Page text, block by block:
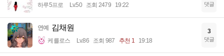
하루5프로 Lv.50 조회 2479 19:22 댓글
연예 김채원
케를로스 Lv.86 조회 987 추천 1 19:18
3
댓글